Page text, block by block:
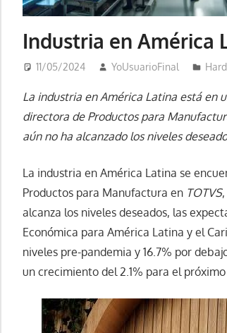
Industria en América
11/05/2024 YoUsuarioFinal
La industria en América Latina está en
directora de Productos para
aún no ha alcanzado los niveles
La industria en América Latina se
Productos para Manufactura en TOTVS
alcanza los niveles deseados, las
Económica para América Latina y el
niveles pre-pandemia y 16.7% por
un crecimiento del 2.1% para el